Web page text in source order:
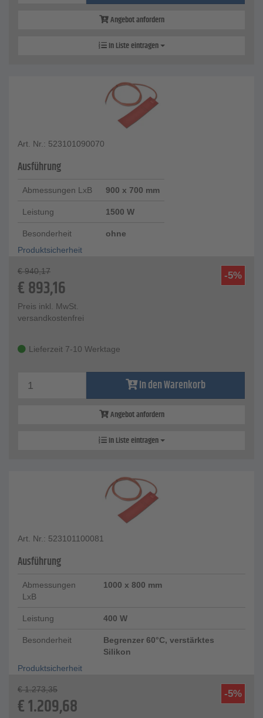
Angebot anfordern
In Liste eintragen
Art. Nr.: 523101090070
Ausführung
Abmessungen LxB 900 x 700 mm
Leistung 1500 W
Besonderheit
ohne
Produktsicherheit
-5%
€ 940,17
€893,16
Preis inkl. MwSt.
versandkostenfrei
Lieferzeit 7-10 Werktage
In den Warenkorb
Angebot anfordern
In Liste eintragen
Art. Nr.: 523101100081
Ausführung
Abmessungen
LxB
1000 x 800 mm
Leistung 400 W
Besonderheit
Begrenzer 60°C, verstärktes
Silikon
Produktsicherheit
-5%
€ 1.273,35
€1.209,68